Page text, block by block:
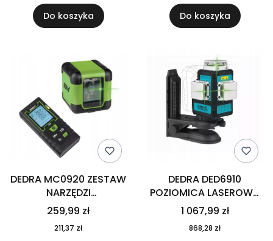
Do koszyka Do koszyka
DEDRA MC0920 ZESTAW
NARZĘDZI
POMIAROWYCH LASER
KRZYŻOWY DALMIERZ
LASEROWY
259,99 zł
211,37 zł
DEDRA DED6910
POZIOMICA LASEROWA
LASER KRZYŻOWY 3D
SAS+ALL
1 067,99 zł
868,28 zł